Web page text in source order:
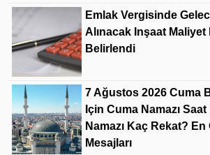
Emlak Vergisinde
Alınacak Inşaat
Belirlendi
7 Ağustos 2026 Cuma
Için Cuma Namazı
Namazı Kaç Rekat?
Mesajları